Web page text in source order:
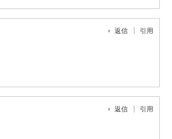
返信 引用
返信 引用